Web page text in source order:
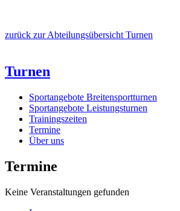
zurück zur Abteilungsübersicht Turnen
Turnen
Sportangebote Breitensportturnen
Sportangebote Leistungsturnen
Trainingszeiten
Termine
Über uns
Termine
Keine Veranstaltungen gefunden